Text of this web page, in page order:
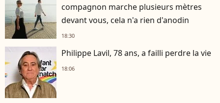
compagnon marche plusieurs mètres
devant vous, cela n'a rien d'anodin
18:30
Philippe Lavil, 78 ans, a failli perdre la vie
18:06